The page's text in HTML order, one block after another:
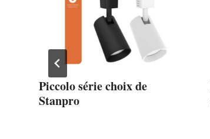
Piccolo série choix de
Stanpro